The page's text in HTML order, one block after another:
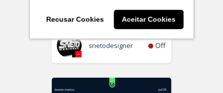
Recusar Cookies Aceitar Cookies
snetodesigner Off